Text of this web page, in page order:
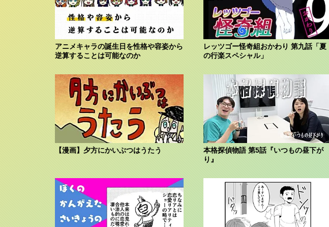
アニメキャラの誕生日を性格や容姿から
逆算することは可能なのか
レッツゴー怪奇組おかわり 第九話「夏
の行楽スペシャル」
【漫画】夕方にかいぶつはうたう
本格探偵物語 第5話『いつもの昼下が
り』